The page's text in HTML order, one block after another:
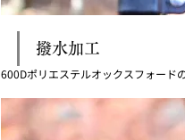
撥水加工
600Dポリエステルオックスフォード